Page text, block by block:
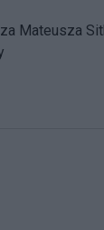
Mateusza